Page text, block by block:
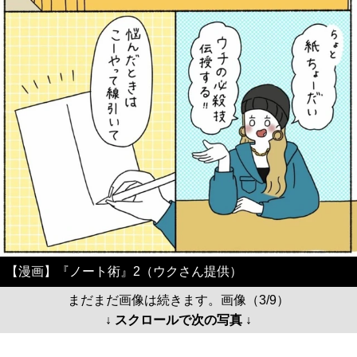
【漫画】『ノート術』2（ウクさん提供）
まだまだ画像は続きます。画像（3/9）
↓ スクロールで次の写真 ↓